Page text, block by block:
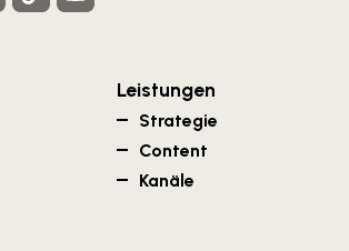
Leistungen
Strategie
Content
Kanäle